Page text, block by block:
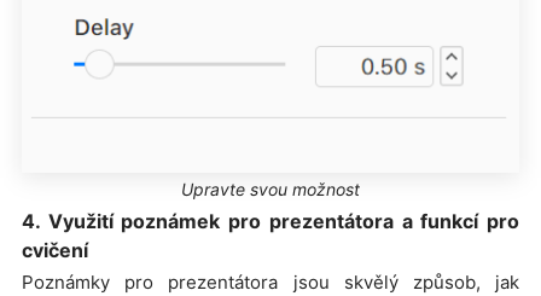
Upravte svou možnost
4. Využití poznámek pro prezentátora a funkcí pro
cvičení
Poznámky pro prezentátora jsou skvělý způsob, jak